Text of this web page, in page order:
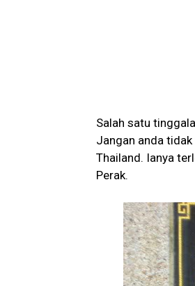
Salah satu
Jangan anda
Thailand. Ianya
Perak.